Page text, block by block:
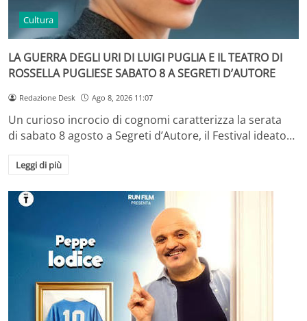
Cultura
LA GUERRA DEGLI URI DI LUIGI PUGLIA E IL TEATRO DI
ROSSELLA PUGLIESE SABATO 8 A SEGRETI D’AUTORE
Redazione Desk Ago 8, 2026 11:07
Un curioso incrocio di cognomi caratterizza la serata
di sabato 8 agosto a Segreti d’Autore, il Festival ideato…
Leggi di più